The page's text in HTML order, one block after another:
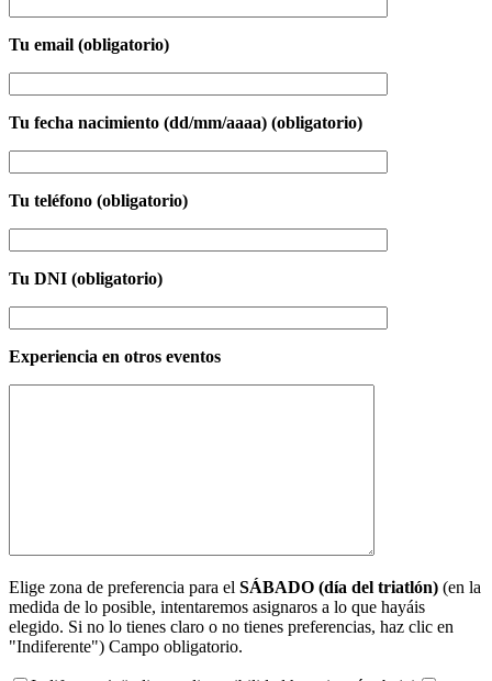
Tu email (obligatorio)
Tu fecha nacimiento (dd/mm/aaaa) (obligatorio)
Tu teléfono (obligatorio)
Tu DNI (obligatorio)
Experiencia en otros eventos
Elige zona de preferencia para el SÁBADO (día del triatlón) (en la
medida de lo posible, intentaremos asignaros a lo que hayáis
elegido. Si no lo tienes claro o no tienes preferencias, haz clic en
"Indiferente") Campo obligatorio.